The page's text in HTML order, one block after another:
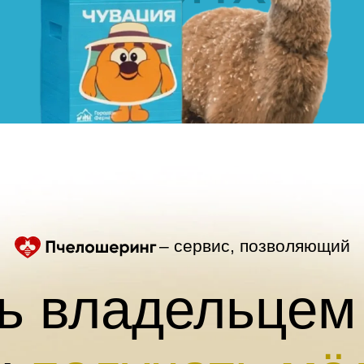
– сервис, позволяющий